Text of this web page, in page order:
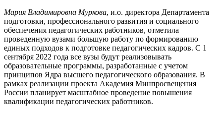
Мария Владимировна Муркова, и.о. директора Департамента
подготовки, профессионального развития и социального
обеспечения педагогических работников, отметила
проведенную вузами большую работу по формированию
единых подходов к подготовке педагогических кадров. С 1
сентября 2022 года все вузы будут реализовывать
образовательные программы, разработанные с учетом
принципов Ядра высшего педагогического образования. В
рамках реализации проекта Академия Минпросвещения
России планирует масштабное проведение повышения
квалификации педагогических работников.